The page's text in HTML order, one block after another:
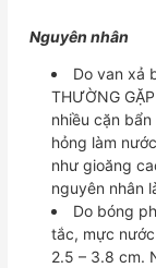
Nguyên nhân
Do van xả
THƯỜNG
nhiều cặn
hỏng làm
như gioăng
nguyên nhân
Do bóng
tắc, mực
2.5 – 3.8 cm.